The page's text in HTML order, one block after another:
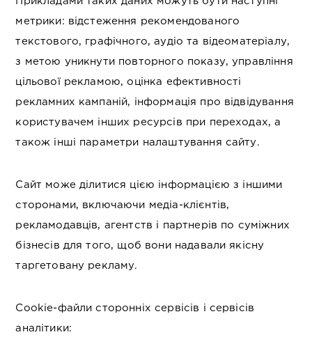
метрики: відстеження рекомендованого
текстового, графічного, аудіо та відеоматеріалу,
з метою уникнути повторного показу, управління
цільової рекламою, оцінка ефективності
рекламних кампаній, інформація про відвідування
користувачем інших ресурсів при переходах, а
також інші параметри налаштування сайту.
Сайт може ділитися цією інформацією з іншими
сторонами, включаючи медіа-клієнтів,
рекламодавців, агентств і партнерів по суміжних
бізнесів для того, щоб вони надавали якісну
таргетовану рекламу.
Cookie-файли сторонніх сервісів і сервісів
аналітики: